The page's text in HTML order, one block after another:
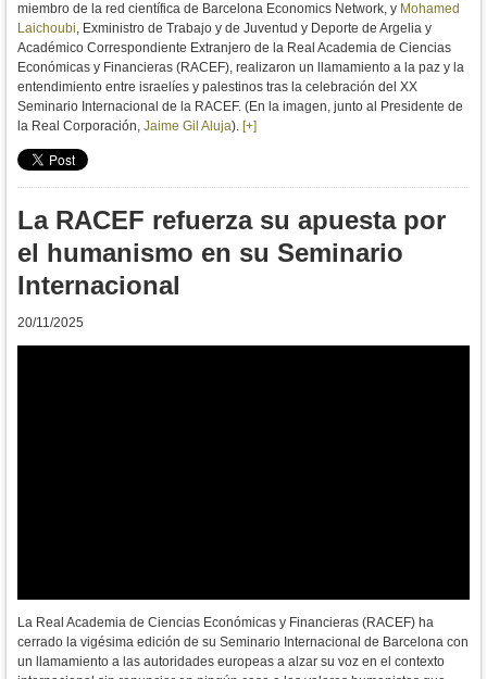
miembro de la red científica de Barcelona Economics Network, y Mohamed
Laichoubi, Exministro de Trabajo y de Juventud y Deporte de Argelia y
Académico Correspondiente Extranjero de la Real Academia de Ciencias
Económicas y Financieras (RACEF), realizaron un llamamiento a la paz y la
entendimiento entre israelíes y palestinos tras la celebración del XX
Seminario Internacional de la RACEF. (En la imagen, junto al Presidente de
la Real Corporación, Jaime Gil Aluja). [+]
La RACEF refuerza su apuesta por
el humanismo en su Seminario
Internacional
20/11/2025
La Real Academia de Ciencias Económicas y Financieras (RACEF) ha
cerrado la vigésima edición de su Seminario Internacional de Barcelona con
un llamamiento a las autoridades europeas a alzar su voz en el contexto